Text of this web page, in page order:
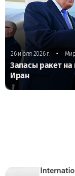
26 июля 2026 г. •
Запасы ракет на
Иран